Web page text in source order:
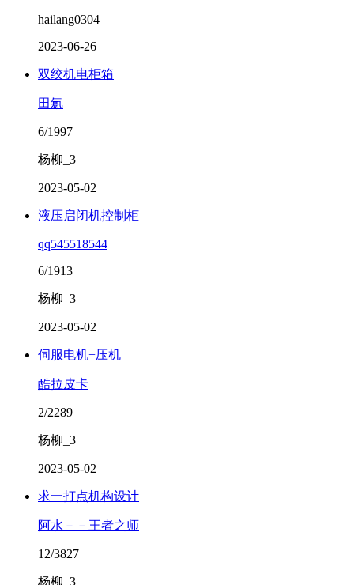
hailang0304
2023-06-26
双绞机电柜箱
田氱
6/1997
杨柳_3
2023-05-02
液压启闭机控制柜
qq545518544
6/1913
杨柳_3
2023-05-02
伺服电机+压机
酷拉皮卡
2/2289
杨柳_3
2023-05-02
求一打点机构设计
阿水－－王者之师
12/3827
杨柳_3